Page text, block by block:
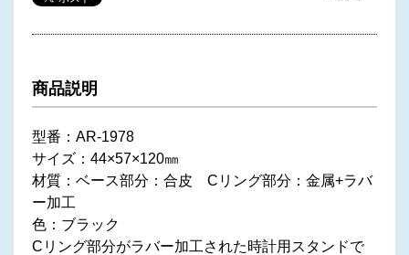
商品説明
型番：AR-1978
サイズ：44×57×120㎜
材質：ベース部分：合皮 Cリング部分：金属+ラバ
ー加工
色：ブラック
Cリング部分がラバー加工された時計用スタンドで